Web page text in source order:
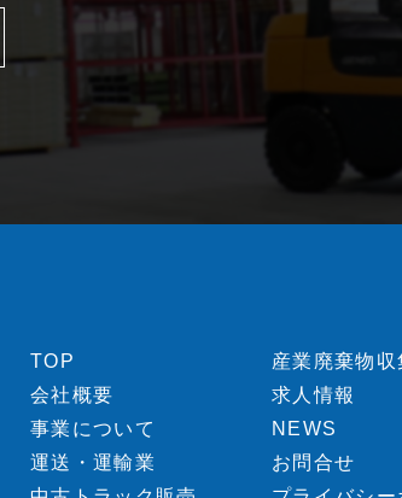
TOP
会社概要
事業について
運送・運輸業
産業廃棄物収
求人情報
NEWS
お問合せ